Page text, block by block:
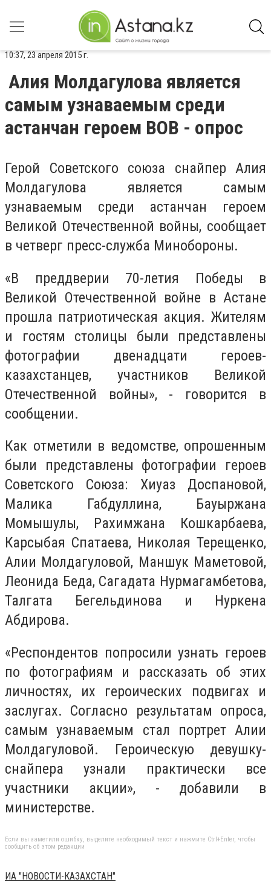
10:37, 23 апреля 2015 г.
Алия Молдагулова является
самым узнаваемым среди
астанчан героем ВОВ - опрос
Герой Советского союза снайпер Алия
Молдагулова является самым
узнаваемым среди астанчан героем
Великой Отечественной войны, сообщает
в четверг пресс-служба Минобороны.
«В преддверии 70-летия Победы в
Великой Отечественной войне в Астане
прошла патриотическая акция. Жителям
и гостям столицы были представлены
фотографии двенадцати героев-
казахстанцев, участников Великой
Отечественной войны», - говорится в
сообщении.
Как отметили в ведомстве, опрошенным
были представлены фотографии героев
Советского Союза: Хиуаз Доспановой,
Малика Габдуллина, Бауыржана
Момышулы, Рахимжана Кошкарбаева,
Карсыбая Спатаева, Николая Терещенко,
Алии Молдагуловой, Маншук Маметовой,
Леонида Беда, Сагадата Нурмагамбетова,
Талгата Бегельдинова и Нуркена
Абдирова.
«Респондентов попросили узнать героев
по фотографиям и рассказать об этих
личностях, их героических подвигах и
заслугах. Согласно результатам опроса,
самым узнаваемым стал портрет Алии
Молдагуловой. Героическую девушку-
снайпера узнали практически все
участники акции», - добавили в
министерстве.
Если вы заметили ошибку, выделите необходимый текст и нажмите Ctrl+Enter, чтобы
сообщить об этом редакции
ИА "НОВОСТИ-КАЗАХСТАН"